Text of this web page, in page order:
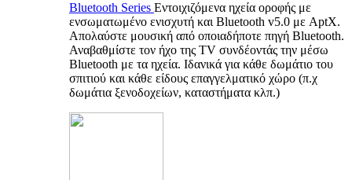
Bluetooth Series Εντοιχιζόμενα ηχεία οροφής με
ενσωματωμένο ενισχυτή και Bluetooth v5.0 με AptX.
Απολαύστε μουσική από οποιαδήποτε πηγή Bluetooth.
Αναβαθμίστε τον ήχο της TV συνδέοντάς την μέσω
Bluetooth με τα ηχεία. Ιδανικά για κάθε δωμάτιο του
σπιτιού και κάθε είδους επαγγελματικό χώρο (π.χ
δωμάτια ξενοδοχείων, καταστήματα κλπ.)